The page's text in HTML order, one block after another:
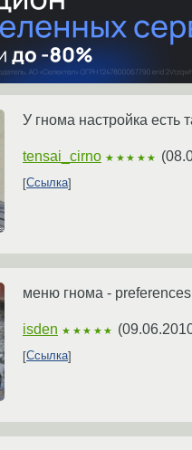
У гнома настройка есть
tensai_cirno ★★★★★ (
Ссылка
меню гнома -
isden ★★★★★ (
Ссылка